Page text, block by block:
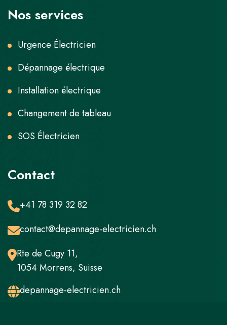
Nos services
Urgence Électricien
Dépannage électrique
Installation électrique
Changement de tableau
SOS Électricien
Contact
+41 78 319 32 82
contact@depannage-electricien.ch
Rte de Cugy 11,
1054 Morrens, Suisse
depannage-electricien.ch